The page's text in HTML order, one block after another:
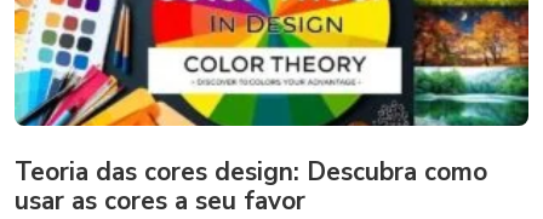
Teoria das cores design: Descubra como
usar as cores a seu favor